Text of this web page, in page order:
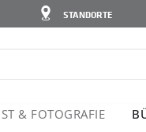
STANDORTE
& FOTO­GRAFIE